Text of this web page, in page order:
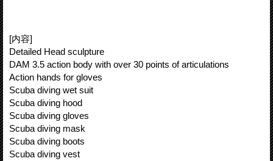
[内容]
Detailed Head sculpture
DAM 3.5 action body with over 30 points of articulations
Action hands for gloves
Scuba diving wet suit
Scuba diving hood
Scuba diving gloves
Scuba diving mask
Scuba diving boots
Scuba diving vest